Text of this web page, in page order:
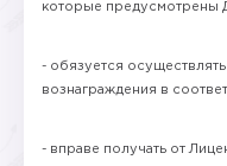
которые предусмотрены
- обязуется
вознаграждения в
- вправе получать от